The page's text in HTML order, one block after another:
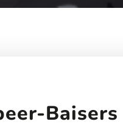
Baisers